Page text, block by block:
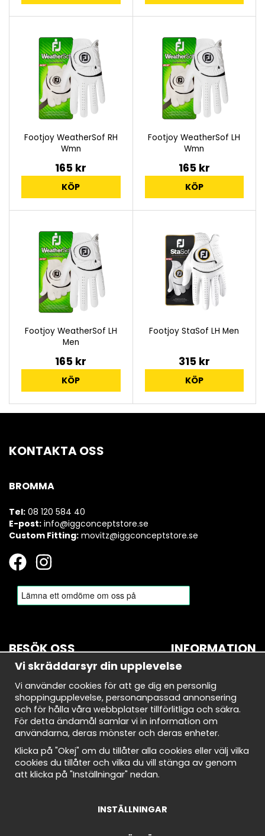
Footjoy WeatherSof RH
Wmn
165 kr
KÖP
Footjoy WeatherSof LH
Wmn
165 kr
KÖP
Footjoy WeatherSof LH
Men
165 kr
KÖP
Footjoy StaSof LH Men
315 kr
KÖP
KONTAKTA OSS
BROMMA
Tel: 08 120 584 40
E-post: info@iggconceptstore.se
Custom Fitting: movitz@iggconceptstore.se
BESÖK OSS
Bryggerivägen 10
168 67 Bromma
Öppettider:
Måndag-torsdag: 10-18
Fredag: 10-18
Lördag: 10-18
Söndag: 10-18
INFORMATION
Nyhetsbrev
Avtalskund
Demodagar
Integritetspolicy
Om cookies
Cookie Inställningar
Köpvillkor
Vi skräddarsyr din upplevelse
Vi använder cookies för att ge dig en personlig
shoppingupplevelse, personanpassad annonsering
och för hålla våra webbplatser tillförlitliga och säkra.
För detta ändamål samlar vi in information om
användarna, deras mönster och deras enheter.
Klicka på "Okej" om du tillåter alla cookies eller välj vilka
cookies du tillåter och vilka du vill stänga av genom
att klicka på "Inställningar" nedan.
INSTÄLLNINGAR